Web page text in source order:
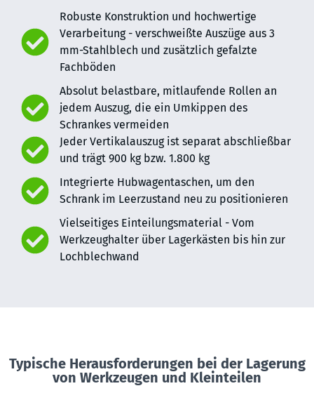
Robuste Konstruktion und hochwertige
Verarbeitung - verschweißte Auszüge aus 3
mm-Stahlblech und zusätzlich gefalzte
Fachböden
Absolut belastbare, mitlaufende Rollen an
jedem Auszug, die ein Umkippen des
Schrankes vermeiden
Jeder Vertikalauszug ist separat abschließbar
und trägt 900 kg bzw. 1.800 kg
Integrierte Hubwagentaschen, um den
Schrank im Leerzustand neu zu positionieren
Vielseitiges Einteilungsmaterial - Vom
Werkzeughalter über Lagerkästen bis hin zur
Lochblechwand
Typische Herausforderungen bei der Lagerung
von Werkzeugen und Kleinteilen